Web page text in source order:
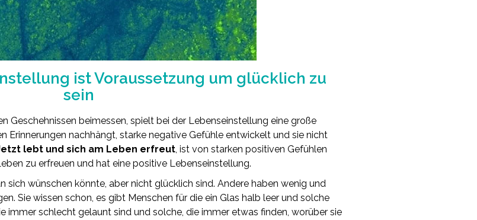
ist Voraussetzung um glücklich zu
sein
Geschehnissen beimessen, spielt bei der Lebenseinstellung eine große
Erinnerungen nachhängt, starke negative Gefühle entwickelt und sie nicht
lebt und sich am Leben erfreut, ist von starken positiven Gefühlen
zu erfreuen und hat eine positive Lebenseinstellung.
sich wünschen könnte, aber nicht glücklich sind. Andere haben wenig und
Sie wissen schon, es gibt Menschen für die ein Glas halb leer und solche
immer schlecht gelaunt sind und solche, die immer etwas finden, worüber sie